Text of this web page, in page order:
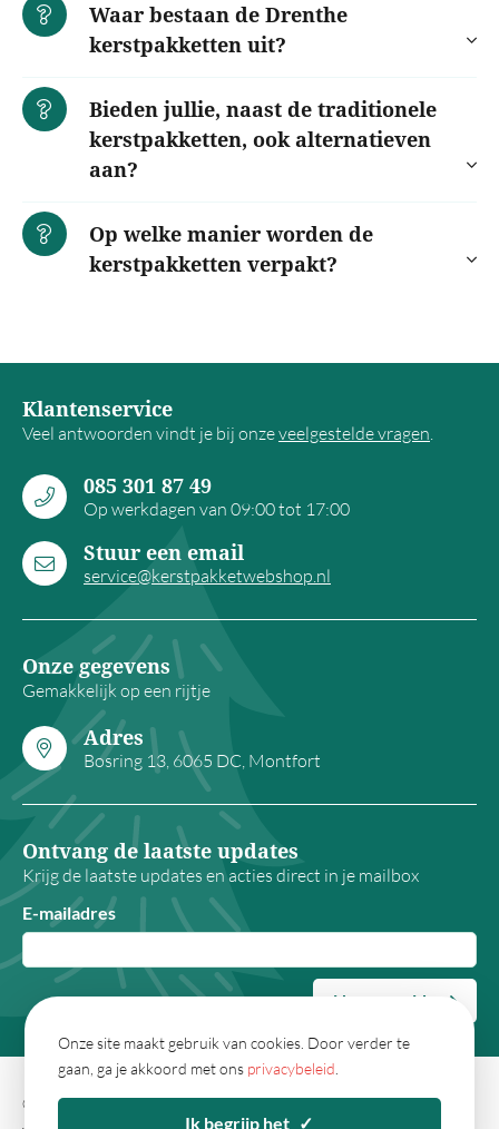
Onze site maakt gebruik van cookies. Door verder te
gaan, ga je akkoord met ons privacybeleid
Ik begrijp het ✓
Waar bestaan de Drenthe
kerstpakketten uit?
Bieden jullie, naast de traditionele
kerstpakketten, ook alternatieven
aan?
Op welke manier worden de
kerstpakketten verpakt?
Klantenservice
Veel antwoorden vindt je bij onzeveelgestelde vragen.
085 301 87 49
Op werkdagen van 09:00 tot 17:00
Stuur een email
service@kerstpakketwebshop.nl
Onze gegevens
Gemakkelijk op een rijtje
Adres
Bosring 13, 6065 DC, Montfort
Ontvang de laatste updates
Krijg de laatste updates en acties direct in je mailbox
E-mailadres
Nu aanmelden
© 2026 - Kerstpakketwebshop.nl
Algemene